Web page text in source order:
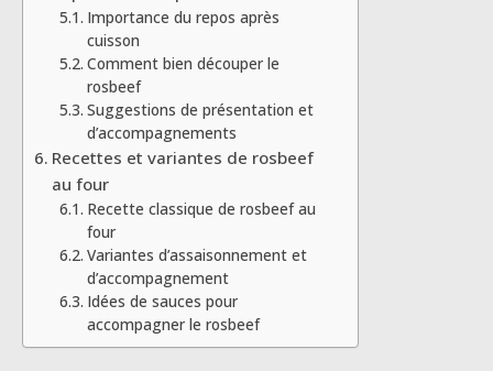
Importance du repos après
cuisson
Comment bien découper le
rosbeef
Suggestions de présentation et
d’accompagnements
Recettes et variantes de rosbeef
au four
Recette classique de rosbeef au
four
Variantes d’assaisonnement et
d’accompagnement
Idées de sauces pour
accompagner le rosbeef